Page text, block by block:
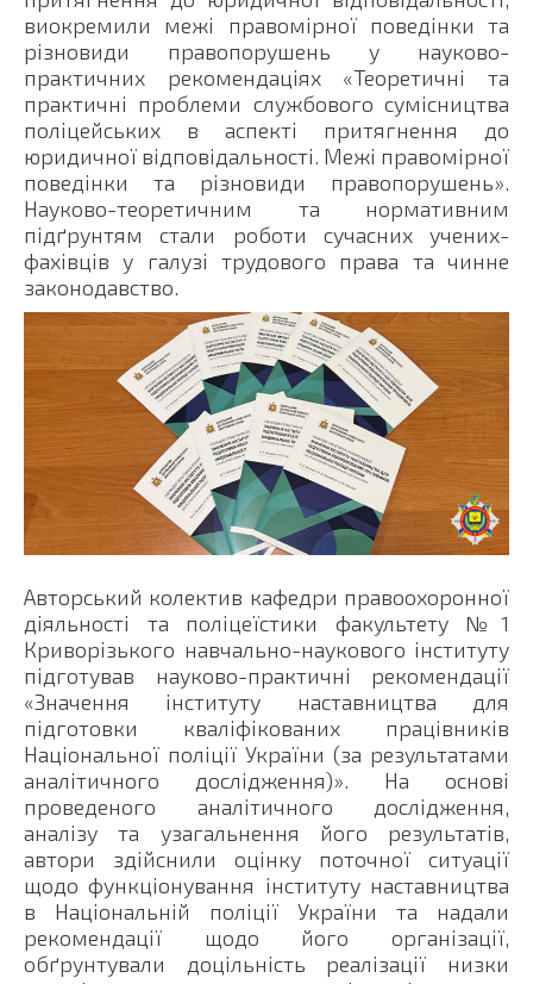
виокремили межі правомірної поведінки та
різновиди правопорушень у науково-
практичних рекомендаціях «Теоретичні та
практичні проблеми службового сумісництва
поліцейських в аспекті притягнення до
юридичної відповідальності. Межі правомірної
поведінки та різновиди правопорушень».
Науково-теоретичним та нормативним
підґрунтям стали роботи сучасних учених-
фахівців у галузі трудового права та чинне
законодавство.
Авторський колектив кафедри правоохоронної
діяльності та поліцеїстики факультету №1
Криворізького навчально-наукового інституту
підготував науково-практичні рекомендації
«Значення інституту наставництва для
підготовки кваліфікованих працівників
Національної поліції України (за результатами
аналітичного дослідження)». На основі
проведеного аналітичного дослідження,
аналізу та узагальнення його результатів,
автори здійснили оцінку поточної ситуації
щодо функціонування інституту наставництва
в Національній поліції України та надали
рекомендації щодо його організації,
обґрунтували доцільність реалізації низки